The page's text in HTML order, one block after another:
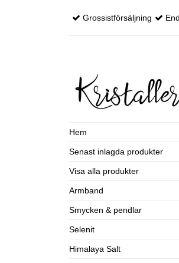
Grossistförsäljning
Hem
Senast inlagda produkter
Visa alla produkter
Armband
Smycken & pendlar
Selenit
Himalaya Salt